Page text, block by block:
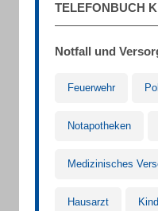
TELEFONBUCH
Notfall und
Feuerwehr
Notapotheken
Medizinisches
Hausarzt